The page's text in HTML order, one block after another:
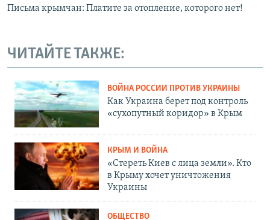
Письма крымчан: Платите за отопление, которого нет!
ЧИТАЙТЕ ТАКЖЕ:
ВОЙНА РОССИИ ПРОТИВ УКРАИНЫ
Как Украина берет под контроль
«сухопутный коридор» в Крым
КРЫМ И ВОЙНА
«Стереть Киев с лица земли». Кто
в Крыму хочет уничтожения
Украины
ОБЩЕСТВО